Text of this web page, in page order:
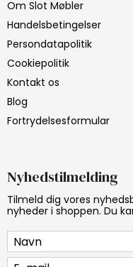
Om Slot Møbler
Handelsbetingelser
Persondatapolitik
Cookiepolitik
Kontakt os
Blog
Fortrydelsesformular
Nyhedstilmelding
Tilmeld dig vores
nyheder i shoppen. Du